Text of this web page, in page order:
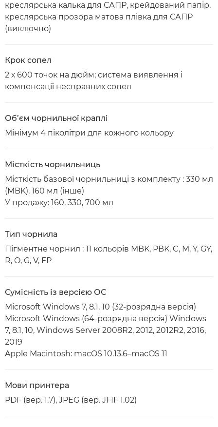
креслярська калька для САПР, крейдований папір,
креслярська прозора матова плівка для САПР
(виключно)
Крок сопел
2 х 600 точок на дюйм; система виявлення і
компенсації несправних сопел
Об’єм чорнильної краплі
Мінімум 4 піколітри для кожного кольору
Місткість чорнильниць
Місткість базової чорнильниці з комплекту : 330 мл
(MBK), 160 мл (інше)
У продажу: 160, 330, 700 мл
Тип чорнила
Пігментне чорнил : 11 кольорів MBK, PBK, C, M, Y, GY,
R, O, G, V, FP
Сумісність із версією ОС
Microsoft Windows 7, 8.1, 10 (32-розрядна версія)
Microsoft Windows (64-розрядна версія) Windows
7, 8.1, 10, Windows Server 2008R2, 2012, 2012R2, 2016,
2019
Apple Macintosh: macOS 10.13.6–macOS 11
Мови принтера
PDF (вер. 1.7), JPEG (вер. JFIF 1.02)